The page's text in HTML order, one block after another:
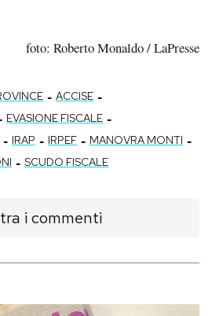
foto: Roberto Monaldo / LaPresse
- ACCISE -
EVASIONE FISCALE -
- IRAP - IRPEF - MANOVRA MONTI -
- SCUDO FISCALE
i commenti